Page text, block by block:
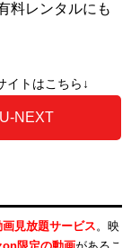
料レンタルにも
イトはこちら↓
U-NEXT
画見放題サービス。映